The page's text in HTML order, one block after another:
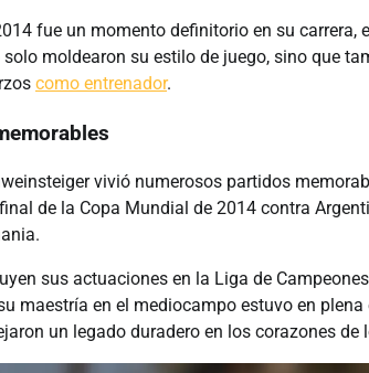
fue un momento definitorio en su
moldearon su estilo de juego, sino que
como entrenador.
vivió numerosos partidos
de la Copa Mundial de 2014 contra
sus actuaciones en la Liga de
maestría en el mediocampo estuvo en
un legado duradero en los corazones